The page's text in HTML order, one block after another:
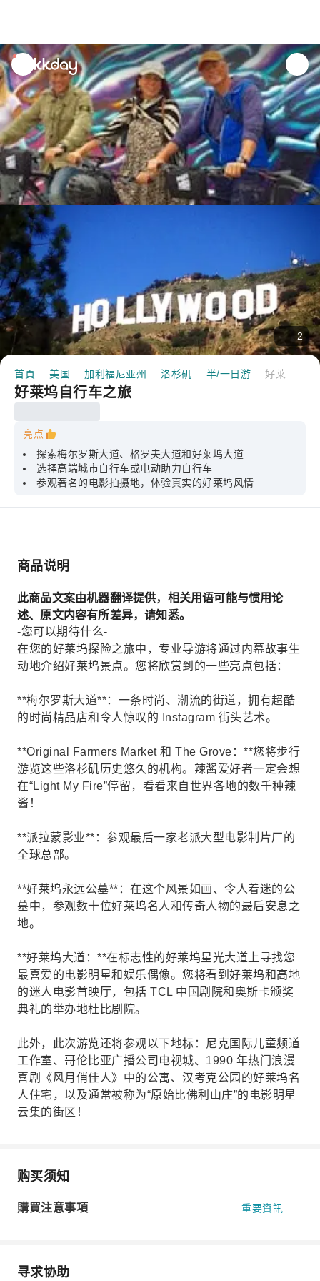
unread
notifications
2
首頁 美国 加利福尼亚州 洛杉矶 半/一日游
好莱坞自行车之旅
亮点
探索梅尔罗斯大道、格罗夫大道和好莱坞大道
选择高端城市自行车或电动助力自行车
参观著名的电影拍摄地，体验真实的好莱坞风情
商品说明
此商品文案由机器翻译提供，相关用语可能与惯用论
述、原文内容有所差异，请知悉。
-您可以期待什么-
在您的好莱坞探险之旅中，专业导游将通过内幕故事生
动地介绍好莱坞景点。您将欣赏到的一些亮点包括：
**梅尔罗斯大道**：一条时尚、潮流的街道，拥有超酷
的时尚精品店和令人惊叹的 Instagram 街头艺术。
**Original Farmers Market 和 The Grove：**您将步行
游览这些洛杉矶历史悠久的机构。辣酱爱好者一定会想
在“Light My Fire”停留，看看来自世界各地的数千种辣
酱！
**派拉蒙影业**：参观最后一家老派大型电影制片厂的
全球总部。
**好莱坞永远公墓**：在这个风景如画、令人着迷的公
墓中，参观数十位好莱坞名人和传奇人物的最后安息之
地。
**好莱坞大道：**在标志性的好莱坞星光大道上寻找您
最喜爱的电影明星和娱乐偶像。您将看到好莱坞和高地
的迷人电影首映厅，包括 TCL 中国剧院和奥斯卡颁奖
典礼的举办地杜比剧院。
此外，此次游览还将参观以下地标：尼克国际儿童频道
工作室、哥伦比亚广播公司电视城、1990 年热门浪漫
喜剧《风月俏佳人》中的公寓、汉考克公园的好莱坞名
人住宅，以及通常被称为“原始比佛利山庄”的电影明星
云集的街区！
购买须知
購買注意事項 重要資訊
寻求协助